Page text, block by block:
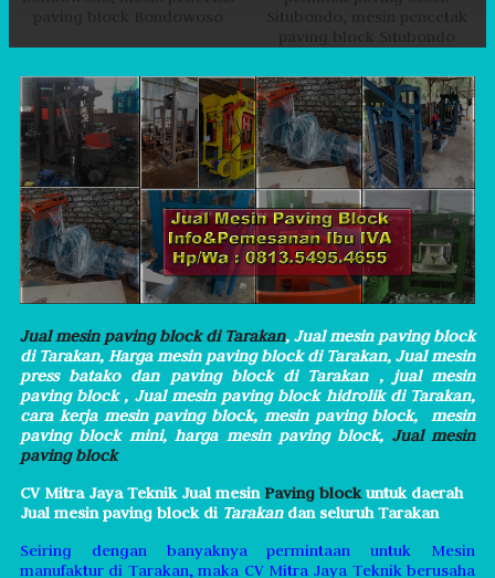
Jual mesin paving block di Tarakan, Jual mesin paving block
di Tarakan, Harga mesin paving block di Tarakan, Jual mesin
press batako dan paving block di Tarakan , jual mesin
paving block , Jual mesin paving block hidrolik di Tarakan,
cara kerja mesin paving block, mesin paving block, mesin
paving block mini, harga mesin paving block, Jual mesin
paving block
CV Mitra Jaya Teknik Jual mesin Paving blockuntuk daerah
Jual mesin paving block di Tarakan dan seluruh Tarakan
Seiring dengan banyaknya permintaan untuk Mesin
manufaktur di Tarakan, maka CV Mitra Jaya Teknik berusaha